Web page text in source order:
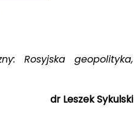
Rosyjska geopolityka,
dr Leszek Sykulski